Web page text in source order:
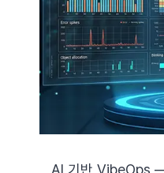
AI 기반 VibeOps